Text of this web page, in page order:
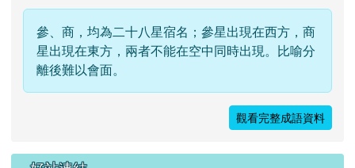
參、商，均為二十八星宿名；參星出現在西方，商
星出現在東方，兩者不能在空中同時出現。比喻分
離後難以會面。
觀看完整成語資料